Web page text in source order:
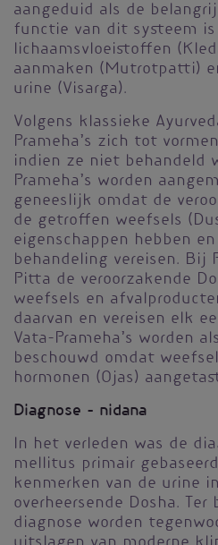
aangeduid als de
functie van dit systeem
lichaamsvloeistoffen
aanmaken (Mutrotpatti)
urine (Visarga).
Volgens klassieke
Prameha’s zich tot
indien ze niet behandeld
Prameha’s worden
geneeslijk omdat de
de getroffen weefsels
eigenschappen hebben
behandeling vereisen. Bij
Pitta de veroorzakende
weefsels en
daarvan en vereisen elk
Vata-Prameha’s worden
beschouwd omdat
hormonen (Ojas)
Diagnose - nidana
In het verleden was de
mellitus primair
kenmerken van de urine
overheersende Dosha.
diagnose worden